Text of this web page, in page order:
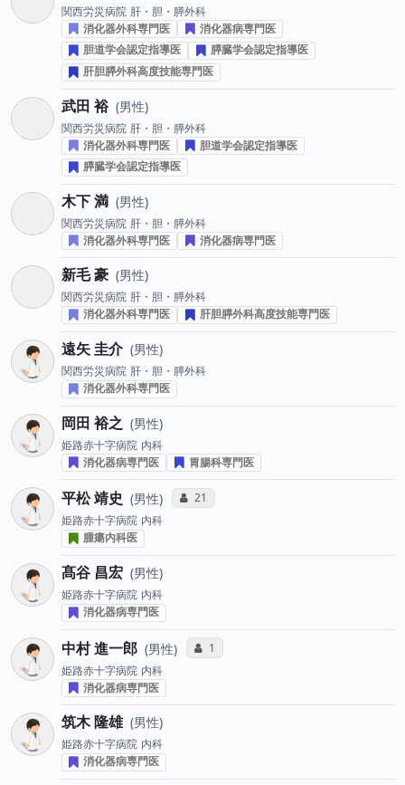
関西労災病院 肝・胆・膵外科
消化器外科専門医
消化器病専門医
胆道学会認定指導医
膵臓学会認定指導医
肝胆膵外科高度技能専門医
武田 裕 男性
関西労災病院 肝・胆・膵外科
消化器外科専門医
胆道学会認定指導医
膵臓学会認定指導医
木下 満 男性
関西労災病院 肝・胆・膵外科
消化器外科専門医
消化器病専門医
新毛 豪 男性
関西労災病院 肝・胆・膵外科
消化器外科専門医
肝胆膵外科高度技能専門医
遠矢 圭介 男性
関西労災病院 肝・胆・膵外科
消化器外科専門医
岡田 裕之 男性
姫路赤十字病院 内科
消化器病専門医
胃腸科専門医
平松 靖史 男性 コミュニケーション・タイプ投票数
21
姫路赤十字病院 内科
腫瘍内科医
髙谷 昌宏 男性
姫路赤十字病院 内科
消化器病専門医
中村 進一郎 男性 コミュニケーション・タイプ投票数
1
姫路赤十字病院 内科
消化器病専門医
筑木 隆雄 男性
姫路赤十字病院 内科
消化器病専門医